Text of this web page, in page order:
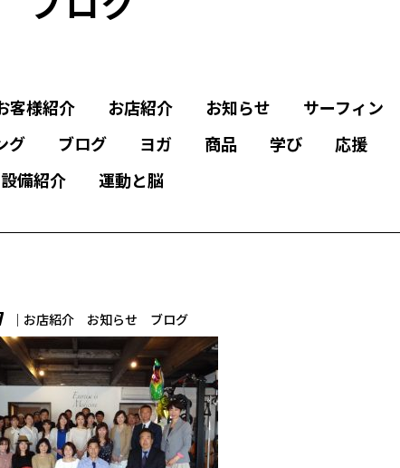
客様紹介 お店紹介 お知らせ サーフィン
グ ブログ ヨガ 商品 学び 応援
設備紹介
運動と脳
お店紹介 お知らせ ブログ